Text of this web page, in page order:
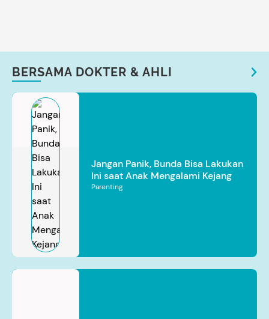
BERSAMA DOKTER & AHLI
Jangan Panik, Bunda Bisa Lakukan
Ini saat Anak Mengalami Kejang
Parenting